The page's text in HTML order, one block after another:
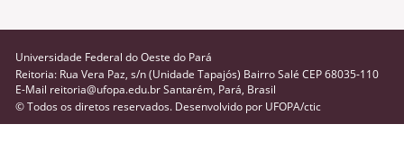
Universidade Federal do Oeste do Pará
Reitoria: Rua Vera Paz, s/n (Unidade Tapajós) Bairro Salé CEP 68035-110
E-Mail reitoria@ufopa.edu.br Santarém, Pará, Brasil
© Todos os diretos reservados. Desenvolvido por UFOPA/ctic